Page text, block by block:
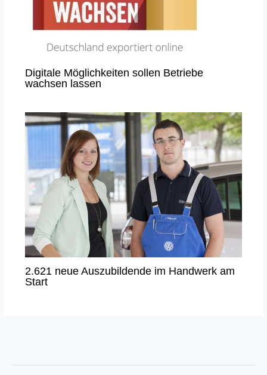
Digitale Möglichkeiten sollen Betriebe
wachsen lassen
2.621 neue Auszubildende im Handwerk am
Start